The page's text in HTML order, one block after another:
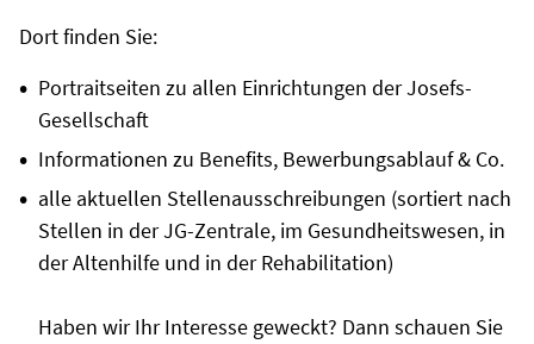
Dort finden Sie:
Portraitseiten zu allen Einrichtungen der Josefs-
Gesellschaft
Informationen zu Benefits, Bewerbungsablauf & Co.
alle aktuellen Stellenausschreibungen (sortiert nach
Stellen in der JG-Zentrale, im Gesundheitswesen, in
der Altenhilfe und in der Rehabilitation)
Haben wir Ihr Interesse geweckt? Dann schauen Sie